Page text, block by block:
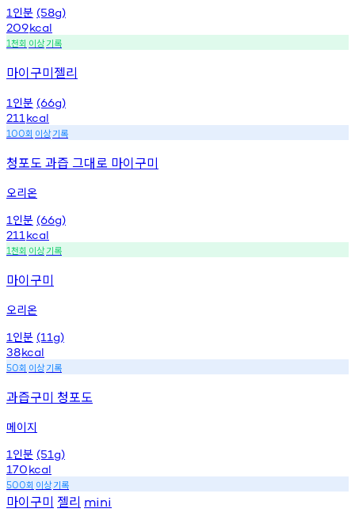
1 인분 (58g)
209kcal
1천회 이상기록
마이구미젤리
1 인분 (66g)
211 kcal
100회 이상기록
청포도 과즙 그대로 마이구미
오리온
1 인분 (66g)
211 kcal
1천회 이상기록
마이구미
오리온
1 인분 (11g)
38kcal
50회 이상기록
과즙구미 청포도
메이지
1 인분 (51g)
170kcal
500회 이상기록
마이구미 젤리 mini